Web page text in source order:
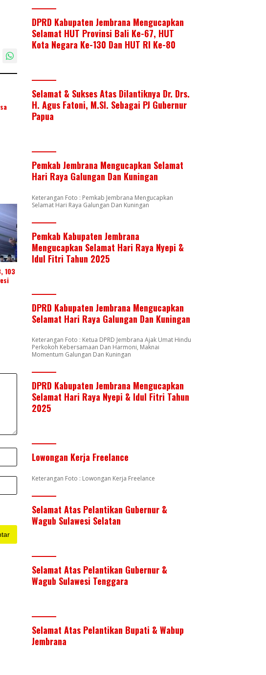
103
DPRD Kabupaten Jembrana Mengucapkan
Selamat HUT Provinsi Bali Ke-67, HUT
Kota Negara Ke-130 Dan HUT RI Ke-80
Selamat & Sukses Atas Dilantiknya Dr. Drs.
H. Agus Fatoni, M.SI. Sebagai PJ Gubernur
Papua
Pemkab Jembrana Mengucapkan Selamat
Hari Raya Galungan Dan Kuningan
Keterangan Foto : Pemkab Jembrana Mengucapkan
Selamat Hari Raya Galungan Dan Kuningan
Pemkab Kabupaten Jembrana
Mengucapkan Selamat Hari Raya Nyepi &
Idul Fitri Tahun 2025
DPRD Kabupaten Jembrana Mengucapkan
Selamat Hari Raya Galungan Dan Kuningan
Keterangan Foto : Ketua DPRD Jembrana Ajak Umat Hindu
Perkokoh Kebersamaan Dan Harmoni, Maknai
Momentum Galungan Dan Kuningan
DPRD Kabupaten Jembrana Mengucapkan
Selamat Hari Raya Nyepi & Idul Fitri Tahun
2025
Lowongan Kerja Freelance
Keterangan Foto : Lowongan Kerja Freelance
Selamat Atas Pelantikan Gubernur &
Wagub Sulawesi Selatan
Selamat Atas Pelantikan Gubernur &
Wagub Sulawesi Tenggara
Selamat Atas Pelantikan Bupati & Wabup
Jembrana